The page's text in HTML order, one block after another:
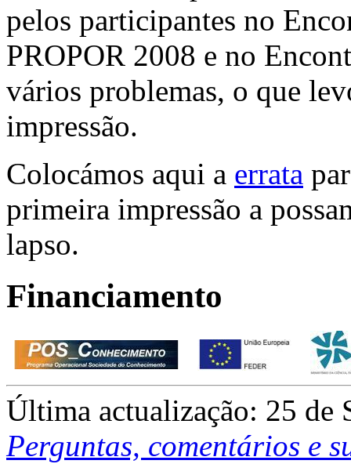
pelos participantes no
PROPOR 2008 e no
vários problemas, o que
impressão.
Colocámos aqui a errata
primeira impressão a
lapso.
Financiamento
Última actualização: 25 de
Perguntas, comentários e